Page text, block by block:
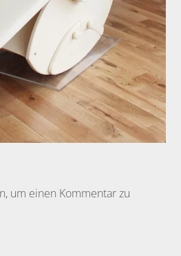
um einen Kommentar zu